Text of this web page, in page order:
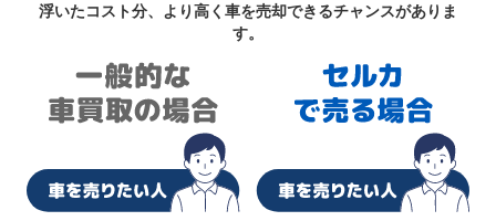
浮いたコスト分、より高く車を売却できるチャンスがありま
す。